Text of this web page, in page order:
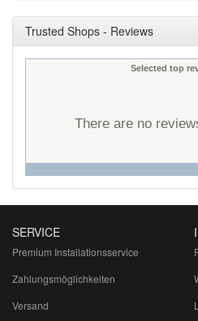
Trusted Shops - Reviews
Selected top
There are no
SERVICE
Premium Installationsservice
Zahlungsmöglichkeiten
Versand